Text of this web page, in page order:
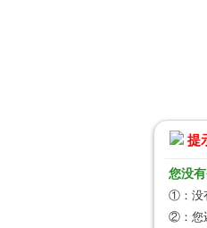
提
您没
①：没
②：您